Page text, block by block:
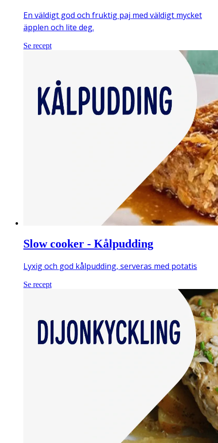
En väldigt god och fruktig paj med väldigt mycket
äpplen och lite deg.
Se recept
Slow cooker - Kålpudding
Lyxig och god kålpudding, serveras med potatis
Se recept